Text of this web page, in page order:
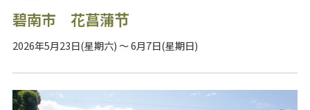
碧南市 花菖蒲节
2026年5月23日(星期六) ～ 6月7日(星期日)